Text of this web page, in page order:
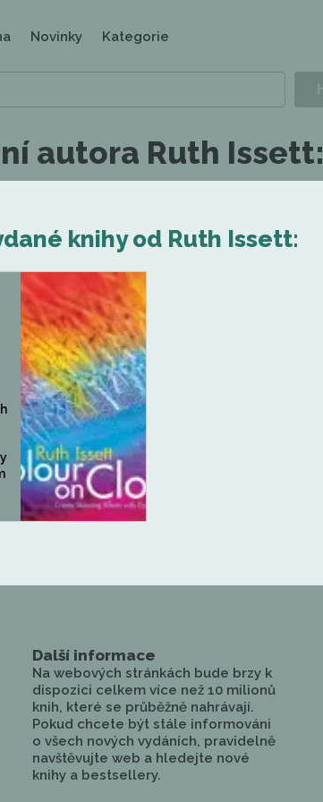
Novinky Kategorie
autora Ruth Issett:
knihy od Ruth Issett:
Další informace
Na webových stránkách bude brzy k
dispozici celkem více než 10 milionů
knih, které se průběžně nahrávají.
Pokud chcete být stále informováni
o všech nových vydáních, pravidelně
navštěvujte web a hledejte nové
knihy a bestsellery.